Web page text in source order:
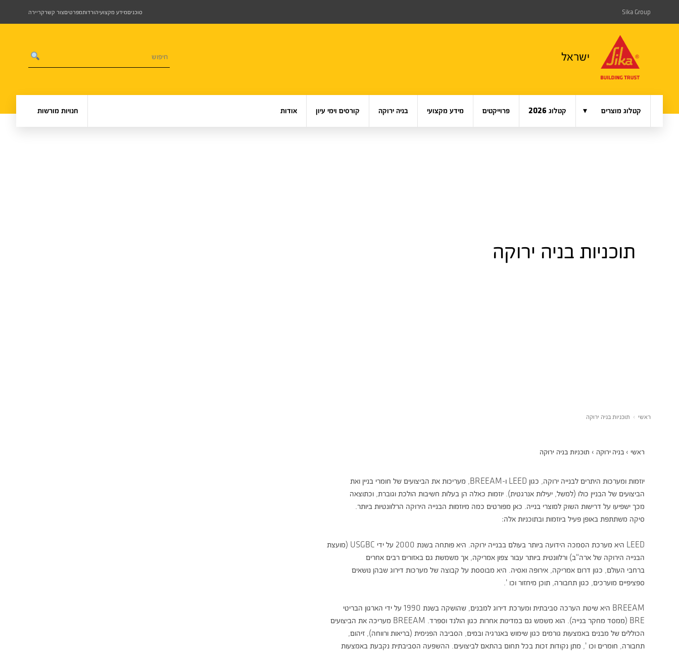
Sika Group סוכניםמידע מקצועיהורדותמפרטיםצור קשרקריירה
ישראל
קטלוג מוצרים ▾ קטלוג 2026 פרוייקטים מידע מקצועי בניה ירוקה קורסים וימי עיון אודות חנויות מורשות
תוכניות בניה ירוקה
ראשי › תוכניות בניה ירוקה
ראשי › בניה ירוקה › תוכניות בניה ירוקה
יוזמות ומערכות היתרים לבנייה ירוקה, כגון LEED ו-BREEAM, מעריכות את הביצועים של חומרי בניין ואת
הביצועים של הבניין כולו (למשל, יעילות אנרגטית). יוזמות כאלה הן בעלות חשיבות הולכת וגוברת, וכתוצאה
מכך ישפיעו על דרישות השוק למוצרי בנייה. כאן מפורטים כמה מיוזמות הבנייה הירוקה הרלוונטיות ביותר.
סיקה משתתפת באופן פעיל ביוזמות ובתוכניות אלה:
LEED היא מערכת הסמכה הידועה ביותר בעולם בבנייה ירוקה. היא פותחה בשנת 2000 על ידי USGBC (מועצת
הבנייה הירוקה של ארה"ב) ורלוונטית ביותר עבור צפון אמריקה, אך משמשת גם באזורים רבים אחרים
ברחבי העולם, כגון דרום אמריקה, אירופה ואסיה. היא מבוססת על קבוצה של מערכות דירוג שבהן נושאים
ספציפיים מוערכים, כגון תחבורה, תוכן מיחזור וכו '.
BREEAM היא שיטת הערכה סביבתית ומערכת דירוג למבנים, שהושקה בשנת 1990 על ידי הארגון הבריטי
BRE (ממסד מחקר בנייה). הוא משמש גם במדינות אחרות כגון הולנד וספרד. BREEAM מעריכה את הביצועים
הכוללים של מבנים באמצעות גורמים כגון שימוש באנרגיה ובמים, הסביבה הפנימית (בריאות ורווחה), זיהום,
תחבורה, חומרים וכו ', מתן נקודות זכות בכל תחום בהתאם לביצועים. ההשפעה הסביבתית נקבעת באמצעות